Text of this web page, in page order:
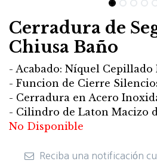
Cerradura de
Chiusa Baño
- Acabado: Níquel Cepillado
- Funcion de Cierre
- Cerradura en Acero
- Cilindro de Laton Macizo
No Disponible
Reciba una notificación